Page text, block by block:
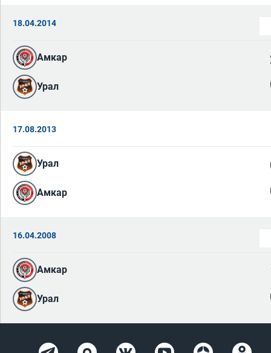
18.04.2014
Амкар
Урал
17.08.2013
Урал
Амкар
16.04.2008
Амкар
Урал